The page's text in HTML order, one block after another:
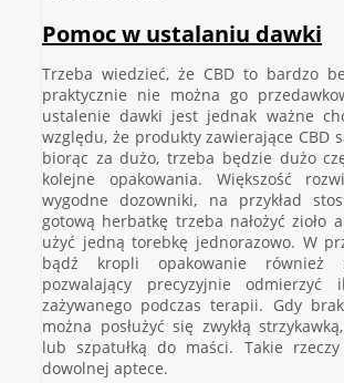
Pomoc w ustalaniu dawki
Trzeba wiedzieć, że CBD to bardzo
praktycznie nie można go
ustalenie dawki jest jednak ważne
względu, że produkty zawierające CBD
biorąc za dużo, trzeba będzie dużo
kolejne opakowania. Większość
wygodne dozowniki, na przykład
gotową herbatkę trzeba nałożyć zioło
użyć jedną torebkę jednorazowo. W
bądź kropli opakowanie również
pozwalający precyzyjnie odmierzyć
zażywanego podczas terapii. Gdy
można posłużyć się zwykłą
lub szpatułką do maści. Takie
dowolnej aptece.